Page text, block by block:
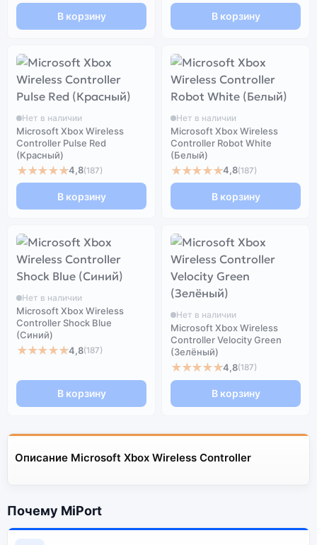
В корзину В корзину
Нет в наличии
Microsoft Xbox Wireless
Controller Pulse Red
(Красный)
★★★★★4,8(187)
В корзину
Нет в наличии
Microsoft Xbox Wireless
Controller Robot White
(Белый)
★★★★★4,8(187)
В корзину
Нет в наличии
Microsoft Xbox Wireless
Controller Shock Blue
(Синий)
★★★★★4,8(187)
В корзину
Нет в наличии
Microsoft Xbox Wireless
Controller Velocity Green
(Зелёный)
★★★★★4,8(187)
В корзину
Описание Microsoft Xbox Wireless Controller
Почему MiPort